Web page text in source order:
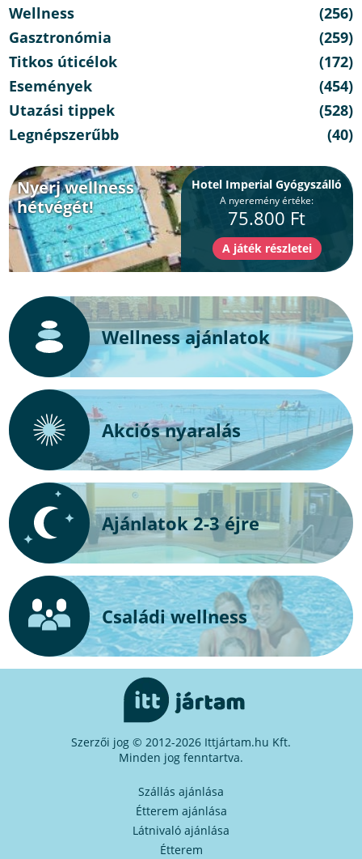
Wellness
(256)
Gasztronómia
(259)
Titkos úticélok
(172)
Események
(454)
Utazási tippek
(528)
Legnépszerűbb
(40)
Nyerj wellness
hétvégét!
Hotel Imperial Gyógyszálló
A nyeremény értéke:
75.800 Ft
Wellness ajánlatok
Akciós nyaralás
Ajánlatok 2-3 éjre
Családi wellness
Szerzői jog © 2012-2026 Ittjártam.hu Kft.
Minden jog fenntartva.
Szállás ajánlása
Étterem ajánlása
Látnivaló ajánlása
Étterem